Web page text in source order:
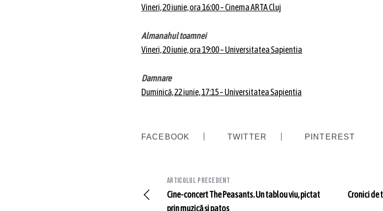
Vineri, 20 iunie, ora 16:00 – Cinema ARTA Cluj
Almanahul toamnei
Vineri, 20 iunie, ora 19:00 – Universitatea Sapientia
Damnare
Duminică, 22 iunie, 17:15 – Universitatea Sapientia
FACEBOOK TWITTER PINTEREST
Articolul precedent
Cine-concert The Peasants. Un tablou viu, pictat
prin muzică și patos
Cronici de